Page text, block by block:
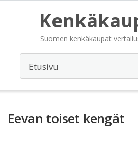
Suomen kenkäkaupat
Eevan toiset kengät